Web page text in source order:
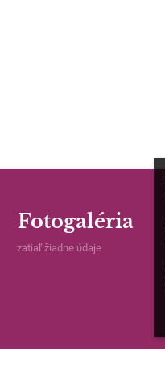
Fotogaléria
zatiaľ žiadne údaje